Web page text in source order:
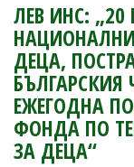
ЛЕВ ИНС:
ДЕЦА,
БЪЛГАРСКИЯ
ЕЖЕГОДНА
ФОНДА ПО
ЗА ДЕЦА“